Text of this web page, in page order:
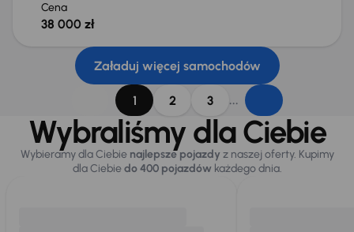
Cena
38 000 zł
Załaduj więcej samochodów
1 2 3 ...
Wybraliśmy dla Ciebie
Wybieramy dla Ciebie najlepsze pojazdy z naszej oferty. Kupimy
dla Ciebiedo 400 pojazdówkażdego dnia.